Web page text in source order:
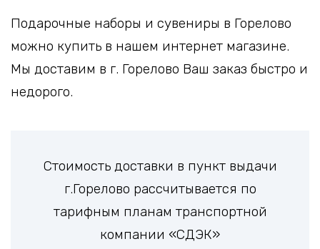
Подарочные наборы и сувениры в Горелово
можно купить в нашем интернет магазине.
Мы доставим в г. Горелово Ваш заказ быстро и
недорого.
Стоимость доставки в пункт выдачи
г.Горелово рассчитывается по
тарифным планам транспортной
компании «СДЭК»